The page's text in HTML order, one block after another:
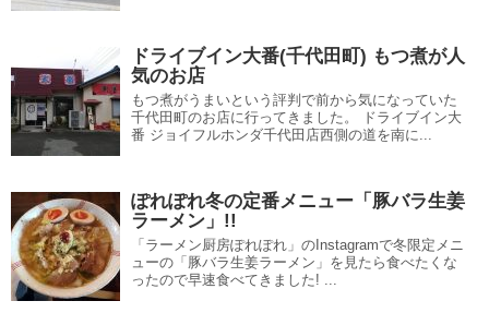
ドライブイン大番(千代田町) もつ煮が人
気のお店
もつ煮がうまいという評判で前から気になっていた
千代田町のお店に行ってきました。 ドライブイン大
番 ジョイフルホンダ千代田店西側の道を南に...
ぽれぽれ冬の定番メニュー「豚バラ生姜
ラーメン」!!
「ラーメン厨房ぽれぽれ」のInstagramで冬限定メニ
ューの「豚バラ生姜ラーメン」を見たら食べたくな
ったので早速食べてきました! ...